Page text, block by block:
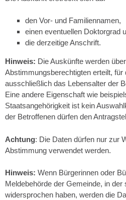
den Vor- und Familiennamen,
einen eventuellen Doktorgrad
die derzeitigeAnschrift.
Hinweis: Die Auskünfte werden
Abstimmungsberechtigten erteilt,
ausschließlich das Lebensalter der
Eine andere Eigenschaft wie
Staatsangehörigkeit ist kein
der Betroffenen dürfen den
Achtung: Die Daten dürfen nur zur
Abstimmung verwendet werden.
Hinweis: Wenn Bürgerinnen oder
Meldebehörde der Gemeinde, in
widersprochen haben, werden die